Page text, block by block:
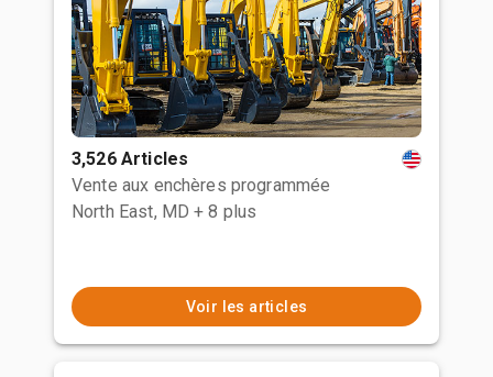
3,526 Articles
Vente aux enchères programmée
North East, MD + 8 plus
Voir les articles